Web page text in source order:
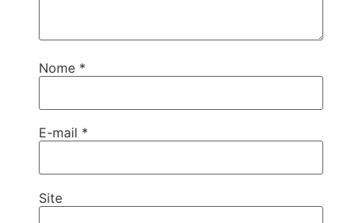
Nome *
E-mail *
Site